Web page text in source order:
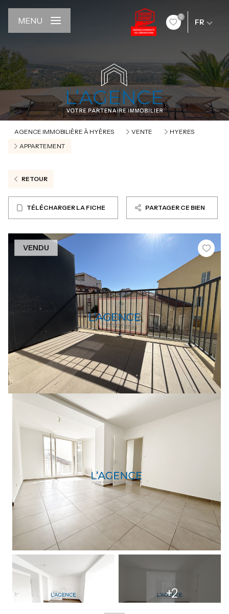
0
FR
MENU
AGENCE IMMOBILIÈRE À HYÈRES VENTE
HYERES
APPARTEMENT
RETOUR
TÉLÉCHARGER LA FICHE PARTAGER CE BIEN
VENDU
+2